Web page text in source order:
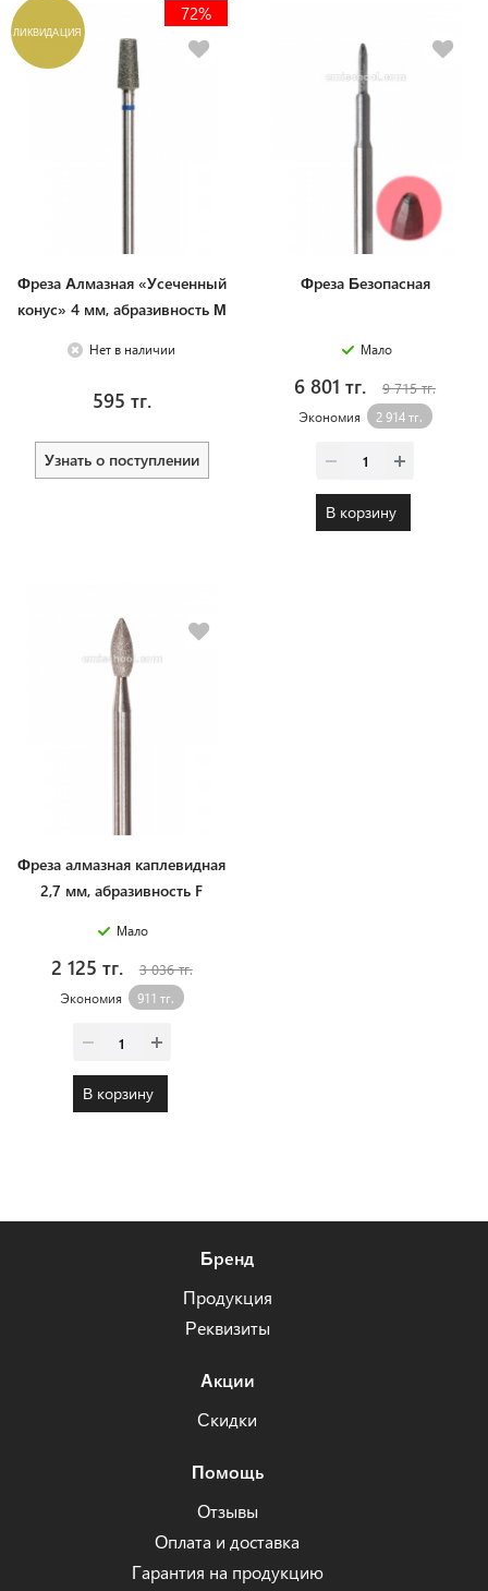
ЛИКВИДАЦИЯ
72%
Фреза Алмазная «Усеченный
конус» 4 мм, абразивность М
Нет в наличии
595 тг.
Узнать о поступлении
Фреза Безопасная
Мало
6 801 тг. 9 715 тг.
Экономия 2 914 тг.
В корзину
Фреза алмазная каплевидная
2,7 мм, абразивность F
Мало
2 125 тг. 3 036 тг.
Экономия 911 тг.
В корзину
Бренд
Продукция
Реквизиты
Акции
Скидки
Помощь
Отзывы
Оплата и доставка
Гарантия на продукцию